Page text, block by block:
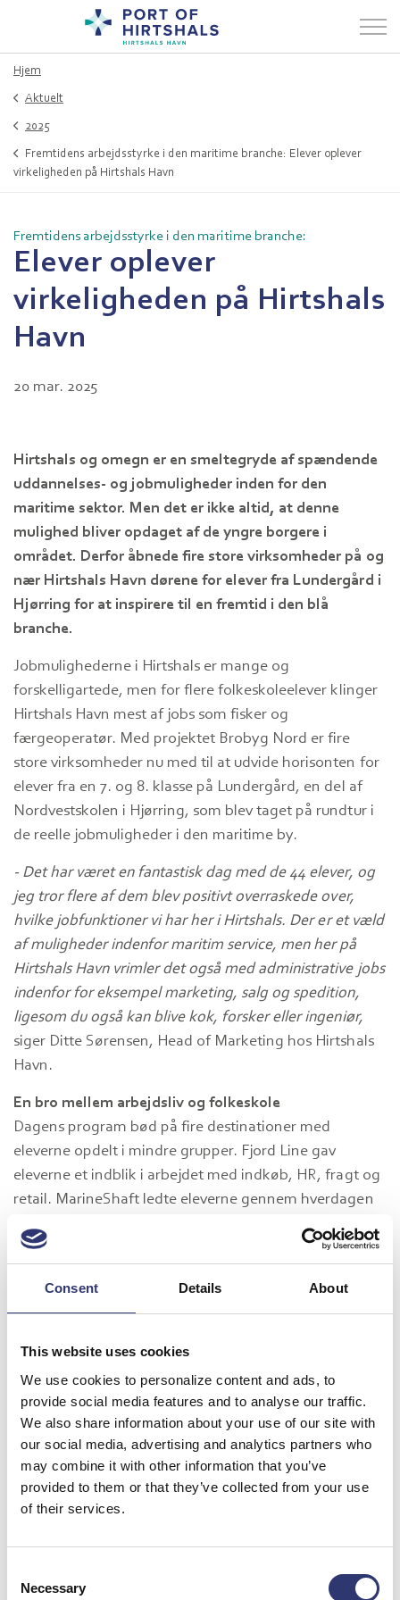
Consent Details About
This website uses cookies
We use cookies to personalize content and ads, to
provide social media features and to analyse our traffic.
We also share information about your use of our site with
our social media, advertising and analytics partners who
may combine it with other information that you’ve
provided to them or that they’ve collected from your use
of their services.
Selection
Necessary
Hjem
Aktuelt
2025
Fremtidens arbejdsstyrke i den maritime branche: Elever oplever
virkeligheden på Hirtshals Havn
Fremtidens arbejdsstyrke i den maritime branche:
Elever oplever
virkeligheden på Hirtshals
Havn
20 mar. 2025
Hirtshals og omegn er en smeltegryde af spændende
uddannelses- og jobmuligheder inden for den
maritime sektor. Men det er ikke altid, at denne
mulighed bliver opdaget af de yngre borgere i
området. Derfor åbnede fire store virksomheder på og
nær Hirtshals Havn dørene for elever fra Lundergård i
Hjørring for at inspirere til en fremtid i den blå
branche.
Jobmulighederne i Hirtshals er mange og
forskelligartede, men for flere folkeskoleelever klinger
Hirtshals Havn mest af jobs som fisker og
færgeoperatør. Med projektet Brobyg Nord er fire
store virksomheder nu med til at udvide horisonten for
elever fra en 7. og 8. klasse på Lundergård, en del af
Nordvestskolen i Hjørring, som blev taget på rundtur i
de reelle jobmuligheder i den maritime by.
- Det har været en fantastisk dag med de 44 elever, og
jeg tror flere af dem blev positivt overraskede over,
hvilke jobfunktioner vi har her i Hirtshals. Der er et væld
af muligheder indenfor maritim service, men her på
Hirtshals Havn vrimler det også med administrative jobs
indenfor for eksempel marketing, salg og spedition,
ligesom du også kan blive kok, forsker eller ingeniør,
siger Ditte Sørensen, Head of Marketing hos Hirtshals
Havn.
En bro mellem arbejdsliv og folkeskole
Dagens program bød på fire destinationer med
eleverne opdelt i mindre grupper. Fjord Line gav
eleverne et indblik i arbejdet med indkøb, HR, fragt og
retail. MarineShaft ledte eleverne gennem hverdagen
som blandt andet industritekniker, skibsmontør og
bogholder. Smyril Line satte fokus på jobs indenfor
Oceanarium dykkede eleverne ned i dagligdagen som
Som led i projektet Brobyg Nord besøgte 44 elever Fjord Line,